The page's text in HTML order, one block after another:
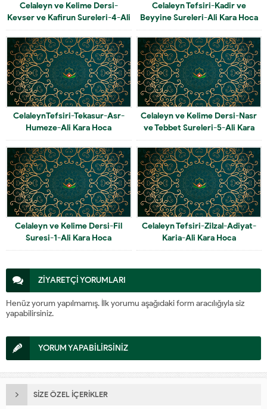
Celaleyn ve Kelime Dersi-
Kevser ve Kafirun Sureleri-4-Ali
Kara Hoca
Celaleyn Tefsiri-Kadir ve
Beyyine Sureleri-Ali Kara Hoca
CelaleynTefsiri-Tekasur-Asr-
Humeze-Ali Kara Hoca
Celaleyn ve Kelime Dersi-Nasr
ve Tebbet Sureleri-5-Ali Kara
Hoca
Celaleyn ve Kelime Dersi-Fil
Suresi-1-Ali Kara Hoca
Celaleyn Tefsiri-Zilzal-Adiyat-
Karia-Ali Kara Hoca
ZİYARETÇİ YORUMLARI
Henüz yorum yapılmamış. İlk yorumu aşağıdaki form aracılığıyla siz
yapabilirsiniz.
YORUM YAPABİLİRSİNİZ
SİZE ÖZEL İÇERİKLER